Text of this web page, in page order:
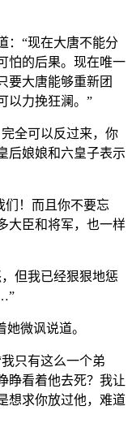
：“现在大唐不能分
怕的后果。现在唯一
要大唐能够重新团
以力挽狂澜。”
全可以反过来，你
后娘娘和六皇子表示
们！而且你不要忘
大臣和将军，也一样
但我已经狠狠地惩
微讽说道。
只有这么一个弟
睁看着他去死？我让
想求你放过他，难道